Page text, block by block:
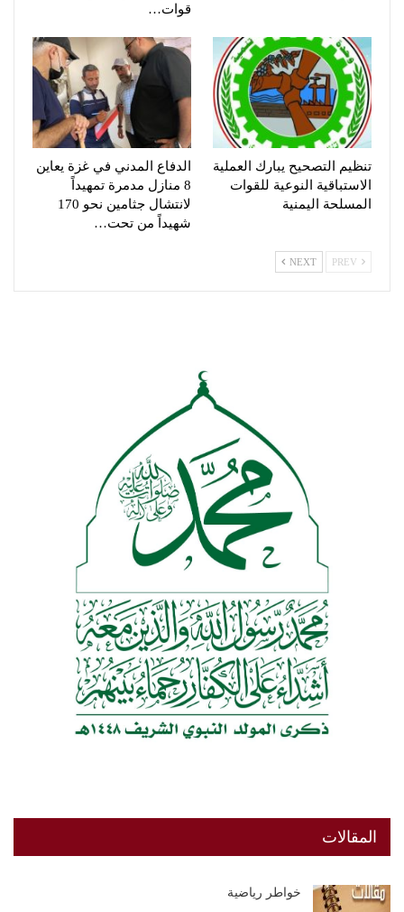
قوات…
تنظيم التصحيح يبارك العملية
الاستباقية النوعية للقوات
المسلحة اليمنية
الدفاع المدني في غزة يعاين
8 منازل مدمرة تمهيداً
لانتشال جثامين نحو 170
شهيداً من تحت…
NEXT
المقالات
خواطر رياضية